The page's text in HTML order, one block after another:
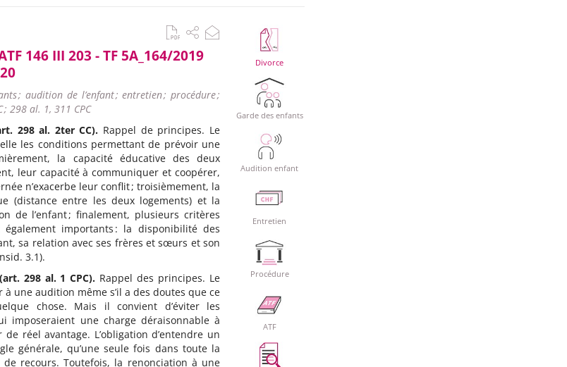
146 III 203 - TF 5A_164/2019
; audition de l’enfant ; entretien ; procédure ;
298 al. 1, 311 CPC
298 al. 2ter CC). Rappel de principes. Le
les conditions permettant de prévoir une
la capacité éducative des deux
leur capacité à communiquer et coopérer,
n’exacerbe leur conflit ; troisièmement, la
(distance entre les deux logements) et la
de l’enfant ; finalement, plusieurs critères
importants : la disponibilité des
sa relation avec ses frères et sœurs et son
3.1).
298 al. 1 CPC). Rappel des principes. Le
une audition même s’il a des doutes que ce
chose. Mais il convient d’éviter les
imposeraient une charge déraisonnable à
de réel avantage. L’obligation d’entendre un
générale, qu’une seule fois dans toute la
recours. Toutefois, la renonciation à une
Divorce
Garde des enfants
Audition enfant
Entretien
Procédure
ATF